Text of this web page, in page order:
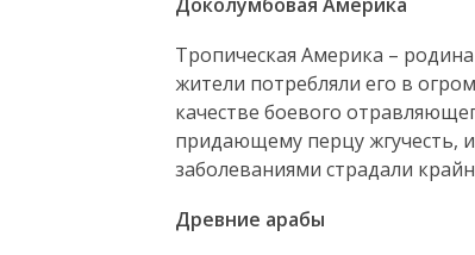
Тропическая Америка –
жители потребляли его в
качестве боевого
придающему перцу жгучесть,
заболеваниями страдали
Древние арабы